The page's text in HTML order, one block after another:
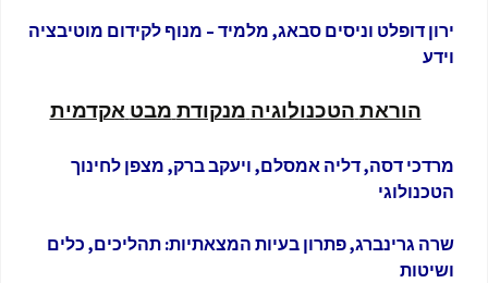
ירון דופלט וניסים סבאג, מלמיד – מנוף לקידום מוטיבציה
וידע
הוראת הטכנולוגיה מנקודת מבט אקדמית
מרדכי דסה, דליה אמסלם, ויעקב ברק, מצפן לחינוך
הטכנולוגי
שרה גרינברג, פתרון בעיות המצאתיות: תהליכים, כלים
ושיטות